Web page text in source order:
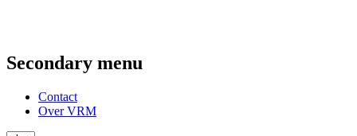
Secondary menu
Contact
Over VRM